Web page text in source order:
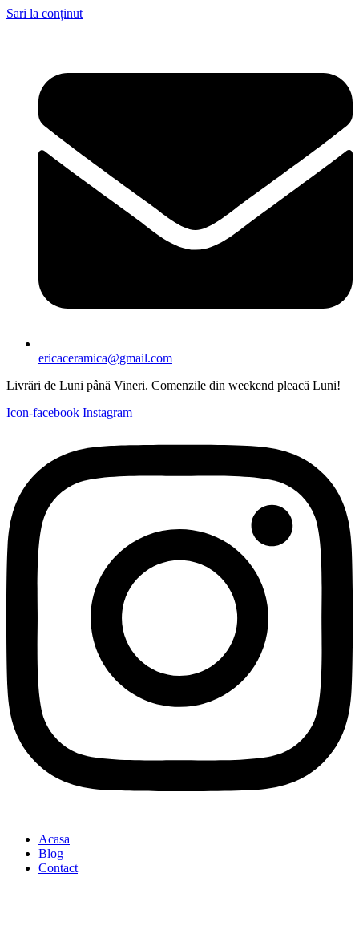
Sari la conținut
ericaceramica@gmail.com
Livrări de Luni până Vineri. Comenzile din weekend pleacă Luni!
Icon-facebook Instagram
Acasa
Blog
Contact